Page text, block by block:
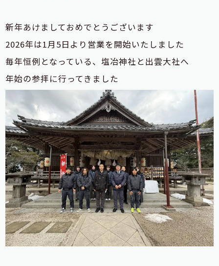
新年あけましておめでとうございます
2026年は1月5日より営業を開始いたしました
毎年恒例となっている、塩冶神社と出雲大社へ
年始の参拝に行ってきました